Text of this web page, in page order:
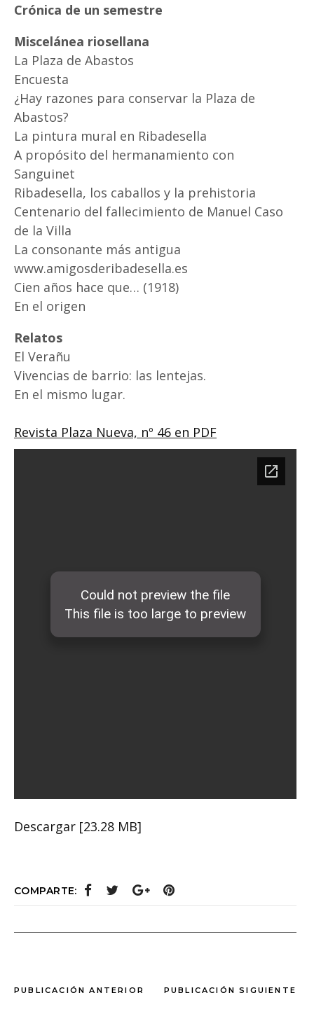
Crónica de un semestre
Miscelánea riosellana
La Plaza de Abastos
Encuesta
¿Hay razones para conservar la Plaza de
Abastos?
La pintura mural en Ribadesella
A propósito del hermanamiento con
Sanguinet
Ribadesella, los caballos y la prehistoria
Centenario del fallecimiento de Manuel Caso
de la Villa
La consonante más antigua
www.amigosderibadesella.es
Cien años hace que… (1918)
En el origen
Relatos
El Verañu
Vivencias de barrio: las lentejas.
En el mismo lugar.
Revista Plaza Nueva, nº 46 en PDF
Descargar [23.28 MB]
COMPARTE:
PUBLICACIÓN ANTERIOR PUBLICACIÓN SIGUIENTE